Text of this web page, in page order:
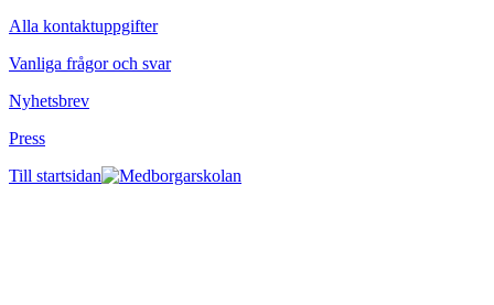
Alla kontaktuppgifter
Vanliga frågor och svar
Nyhetsbrev
Press
Till startsidan